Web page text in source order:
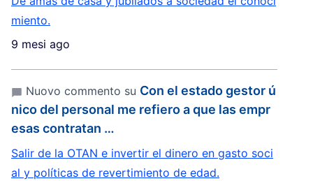
9 mesi ago
miento.
Nuovo commento su Con el estado gestor ú
nico del personal me refiero a que las empr
esas contratan …
Salir de la OTAN e invertir el dinero en gasto soci
al y políticas de revertimiento de edad.